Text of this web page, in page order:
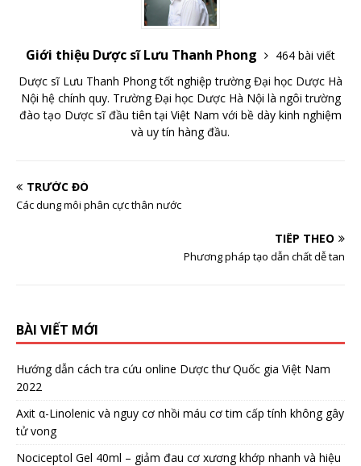
Giới thiệu Dược sĩ Lưu Thanh Phong
464 bài viết
Dược sĩ Lưu Thanh Phong tốt nghiệp trường Đại học Dược Hà
Nội hệ chính quy. Trường Đại học Dược Hà Nội là ngôi trường
đào tạo Dược sĩ đầu tiên tại Việt Nam với bề dày kinh nghiệm
và uy tín hàng đầu.
TRƯỚC ĐÓ
Các dung môi phân cực thân nước
TIẾP THEO
Phương pháp tạo dẫn chất dễ tan
BÀI VIẾT MỚI
Hướng dẫn cách tra cứu online Dược thư Quốc gia Việt Nam
2022
Axit α-Linolenic và nguy cơ nhồi máu cơ tim cấp tính không gây
tử vong
Nociceptol Gel 40ml – giảm đau cơ xương khớp nhanh và hiệu